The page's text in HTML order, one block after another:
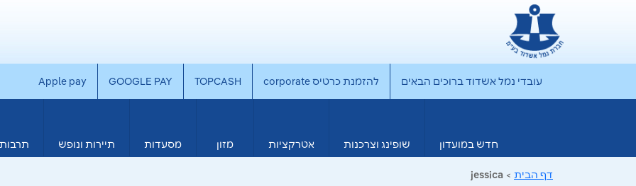
עובדי נמל אשדוד ברוכים הבאים להזמנת כרטיס corporate TOPCASH
GOOGLE PAY
Apple pay
חדש במועדון שופינג וצרכנות אטרקציות מזון מסעדות תיירות ונופש תרבות
דף הבית >
jessica